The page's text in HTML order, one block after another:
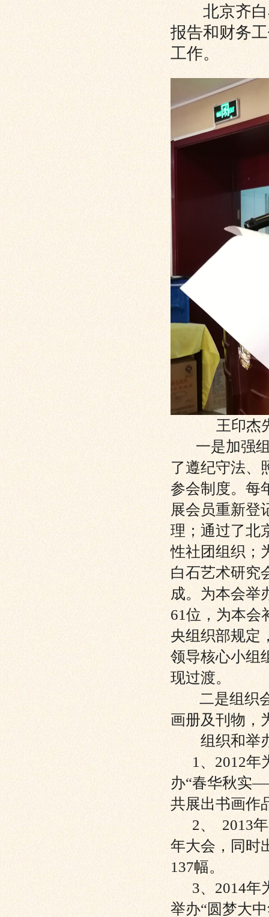
北京齐白
报告和财务
工作。
王印杰
一是加强组
了遵纪守法、
参会制度。每
展会员重新登
理；通过了北
性社团组织；
白石艺术研究
成。为本会举
61位，为本会
央组织部规定
领导核心小组
现过渡。
二是组织会
画册及刊物，
组织和举办
1、2012年
办“春华秋实
共展出书画作
2、 2013年
年大会，同时
137幅。
3、2014年
举办“圆梦大